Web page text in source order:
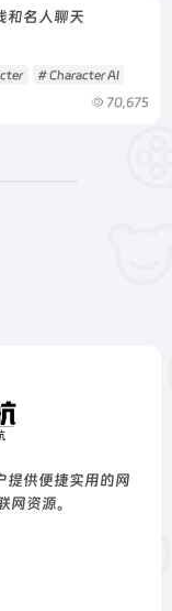
和名人聊天
# Character AI
70,675
供便捷实用的网
网资源。